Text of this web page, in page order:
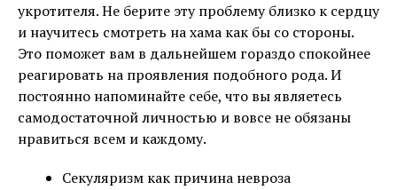
укротителя. Не берите эту проблему близко к сердцу
и научитесь смотреть на хама как бы со стороны.
Это поможет вам в дальнейшем гораздо спокойнее
реагировать на проявления подобного рода. И
постоянно напоминайте себе, что вы являетесь
самодостаточной личностью и вовсе не обязаны
нравиться всем и каждому.
Cекуляризм как причина невроза